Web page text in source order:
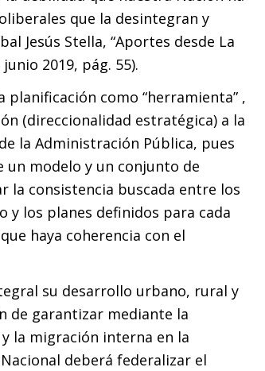
que la desintegran y
Jesús Stella, “Aportes desde La
2019, pág. 55).
como “herramienta” ,
(direccionalidad estratégica) a la
la Administración Pública, pues
un modelo y un conjunto de
la consistencia buscada entre los
los planes definidos para cada
haya coherencia con el
su desarrollo urbano, rural y
de garantizar mediante la
la migración interna en la
deberá federalizar el